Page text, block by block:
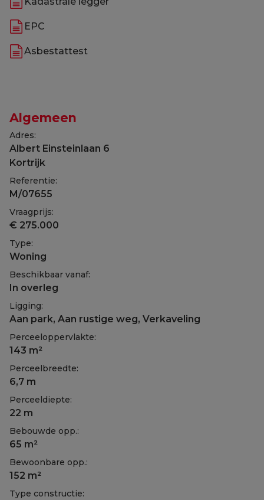
EPC
Asbestattest
Algemeen
Adres:
Albert Einsteinlaan 6
Kortrijk
Referentie:
M/07655
Vraagprijs:
€ 275.000
Type:
Woning
Beschikbaar vanaf:
In overleg
Ligging:
Aan park, Aan rustige weg, Verkaveling
Perceeloppervlakte:
143 m²
Perceelbreedte:
6,7 m
Perceeldiepte:
22 m
Bebouwde opp.:
65 m²
Bewoonbare opp.:
152 m²
Type constructie: